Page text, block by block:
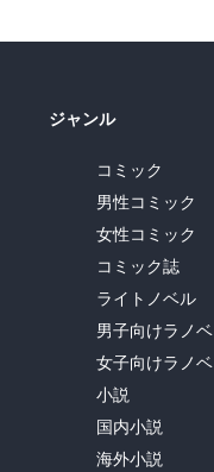
ジャンル
コミック
男性コミック
女性コミック
コミック誌
ライトノベル
男子向けラノベ
女子向けラノベ
小説
国内小説
海外小説